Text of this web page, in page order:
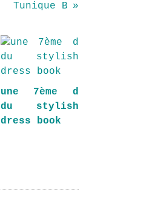
Tunique B
une 7ème d
du stylish
dress book